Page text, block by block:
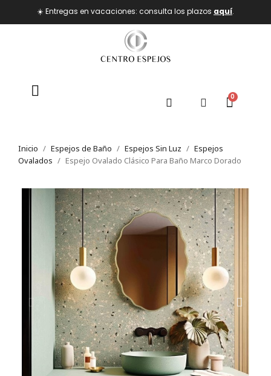
☀️ Entregas en vacaciones: consulta los plazos aquí.
Inicio Espejos de Baño Espejos Sin Luz
Espejos
Ovalados
Espejo Ovalado Clásico Para Baño Marco Dorado